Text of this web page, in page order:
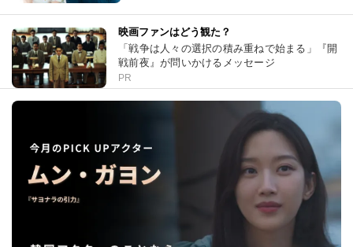
映画ファンはどう観た？
「戦争は人々の選択の積み重ねで始まる」『開
戦前夜』が問いかけるメッセージ
PR